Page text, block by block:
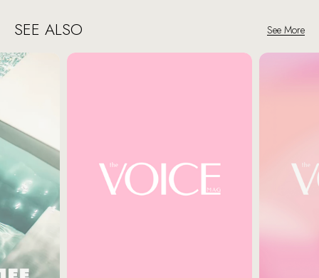
SEE ALSO See More